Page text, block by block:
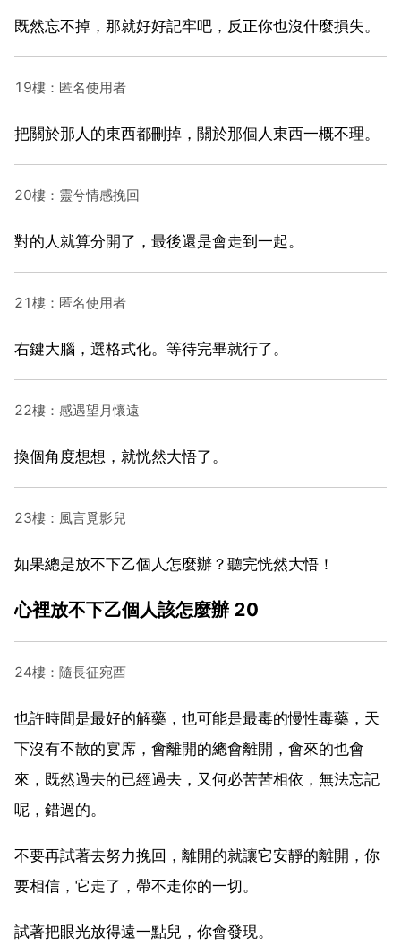
既然忘不掉，那就好好記牢吧，反正你也沒什麼損失。
19樓：匿名使用者
把關於那人的東西都刪掉，關於那個人東西一概不理。
20樓：靈兮情感挽回
對的人就算分開了，最後還是會走到一起。
21樓：匿名使用者
右鍵大腦，選格式化。等待完畢就行了。
22樓：感遇望月懷遠
換個角度想想，就恍然大悟了。
23樓：風言覓影兒
如果總是放不下乙個人怎麼辦？聽完恍然大悟！
心裡放不下乙個人該怎麼辦 20
24樓：隨長征宛酉
也許時間是最好的解藥，也可能是最毒的慢性毒藥，天
下沒有不散的宴席，會離開的總會離開，會來的也會
來，既然過去的已經過去，又何必苦苦相依，無法忘記
呢，錯過的。
不要再試著去努力挽回，離開的就讓它安靜的離開，你
要相信，它走了，帶不走你的一切。
試著把眼光放得遠一點兒，你會發現。